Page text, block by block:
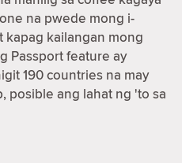
na pwede mong i-
kapag kailangan mong
Passport feature ay
190 countries na may
posible ang lahat ng 'to sa